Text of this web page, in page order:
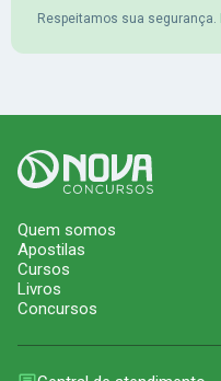
Respeitamos sua segurança.
Quem somos
Apostilas
Cursos
Livros
Concursos